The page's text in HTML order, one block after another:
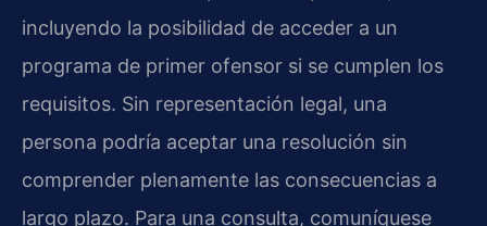
incluyendo la posibilidad de acceder a un
programa de primer ofensor si se cumplen los
requisitos. Sin representación legal, una
persona podría aceptar una resolución sin
comprender plenamente las consecuencias a
largo plazo. Para una consulta, comuníquese